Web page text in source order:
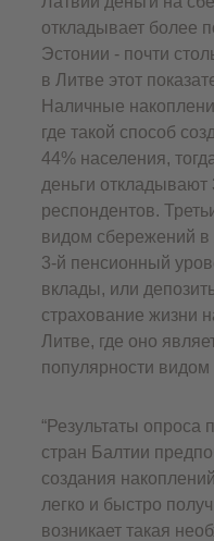
откладывает более
Эстонии - почти
в Литве этот
Наличные
где такой способ
44% населения,
деньги
респондентов.
видом сбережений в
3-й пенсионный
вклады, или
страхование жизни
Литве, где оно
популярности
“Результаты опроса
стран Балтии
создания
легко и быстро
возникает такая